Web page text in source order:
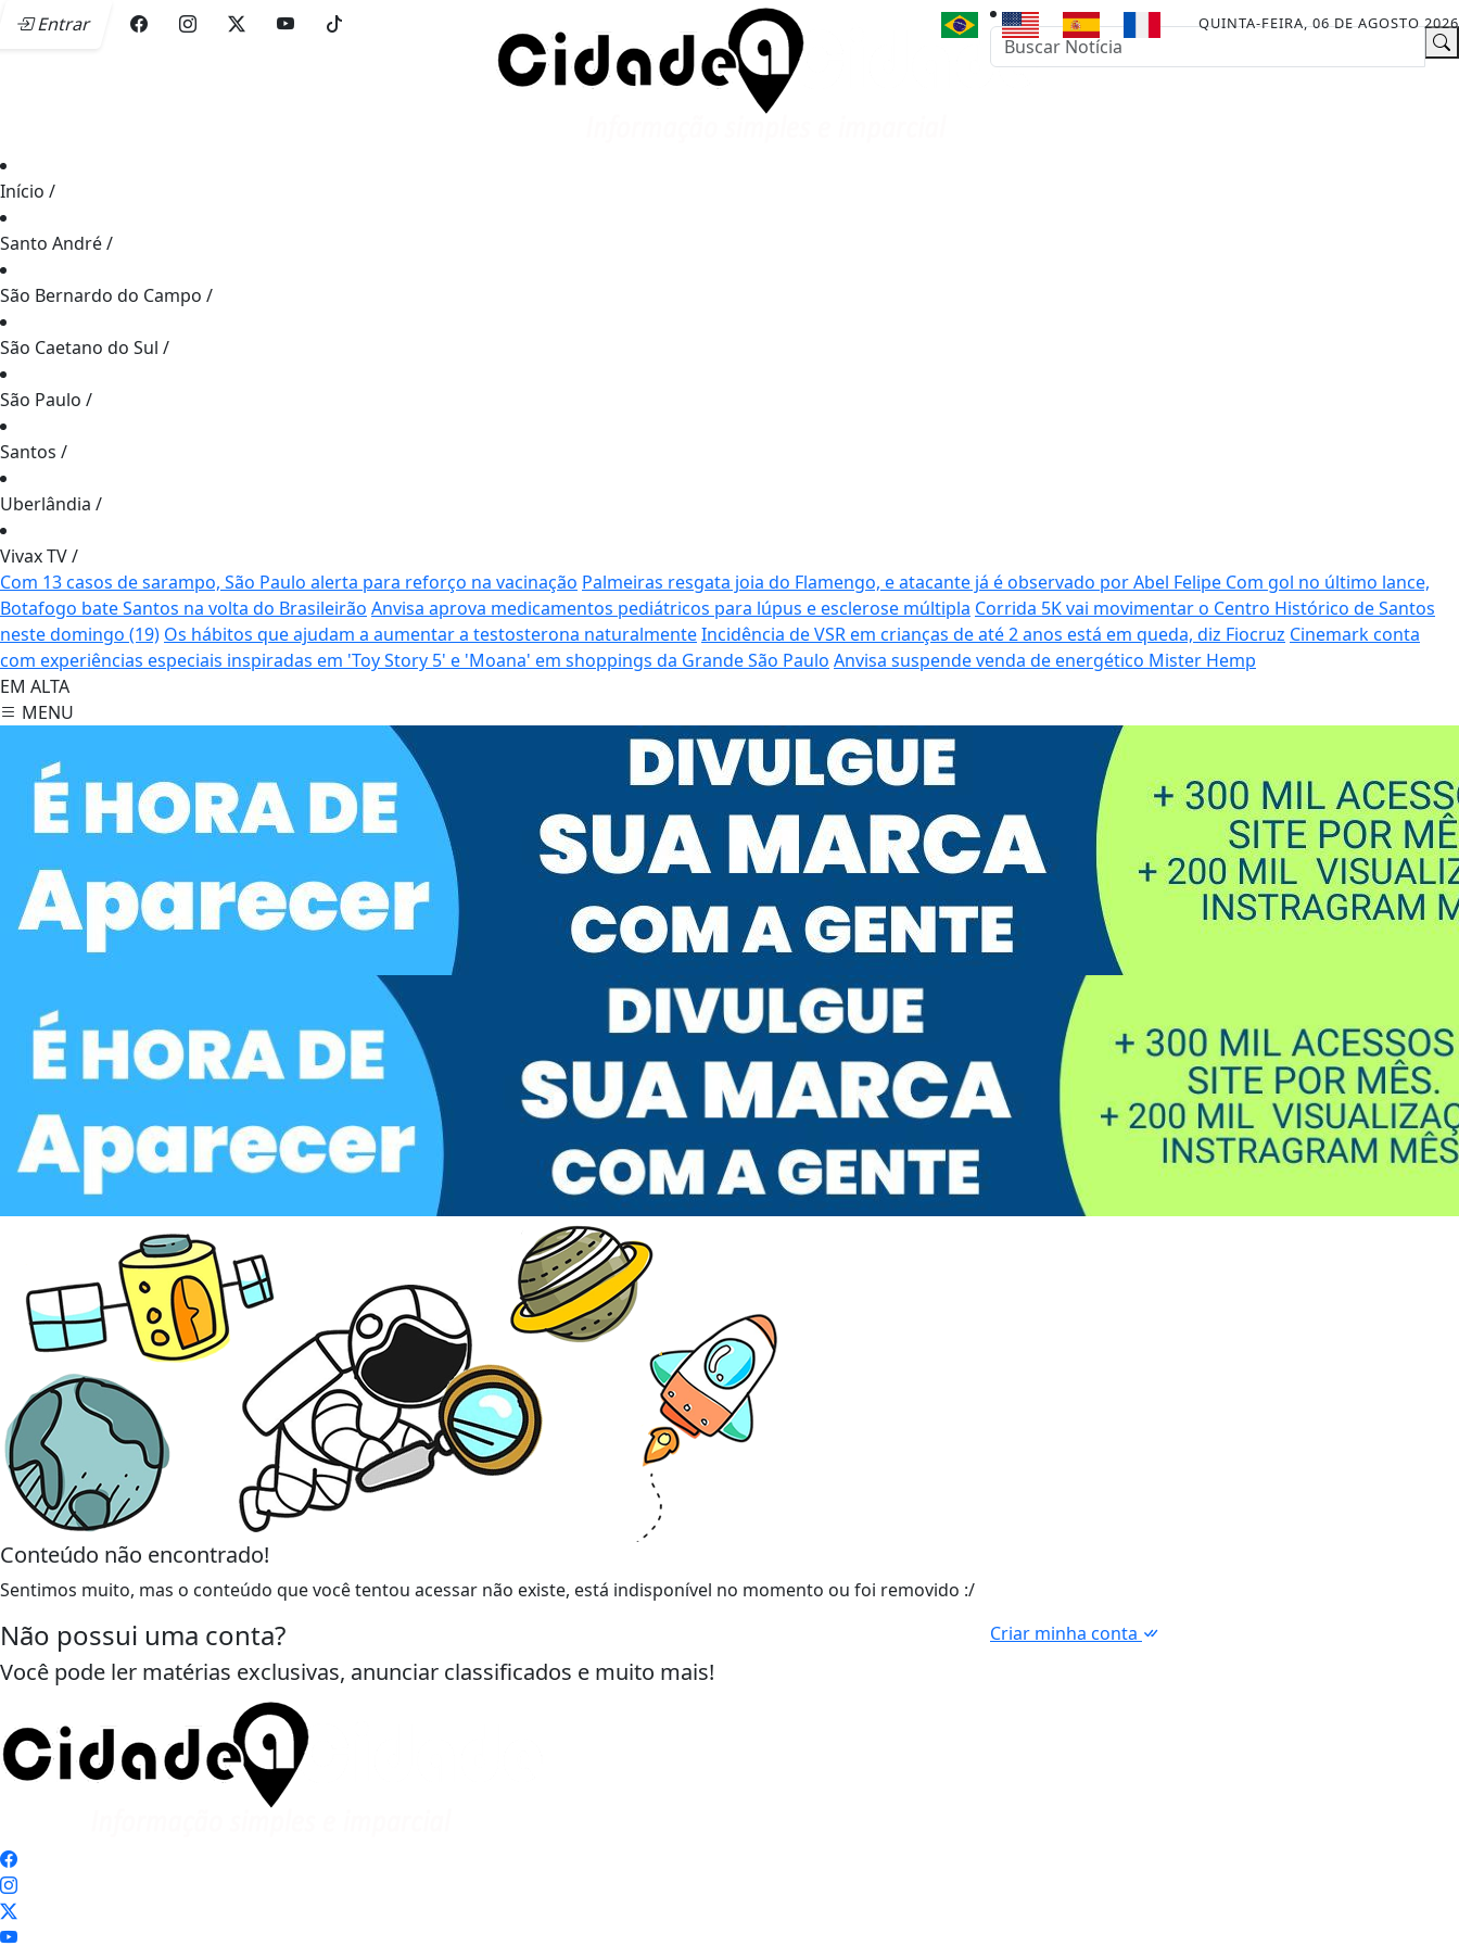
Entrar QUINTA-FEIRA, 06 DE AGOSTO 2026
Início /
Santo André/
São Bernardo do Campo /
São Caetano do Sul /
São Paulo /
Santos /
Uberlândia /
Vivax TV/
Com 13 casos de sarampo, São Paulo alerta para reforço na vacinação Palmeiras resgata joia do Flamengo, e atacante já é observado por Abel Felipe Com gol no último lance,
Botafogo bate Santos na volta do Brasileirão Anvisa aprova medicamentos pediátricos para lúpus e esclerose múltipla Corrida 5K vai movimentar o Centro Histórico de Santos
neste domingo (19) Os hábitos que ajudam a aumentar a testosterona naturalmenteIncidência de VSR em crianças de até 2 anos está em queda, diz Fiocruz Cinemark conta
com experiências especiais inspiradas em 'Toy Story 5' e 'Moana' em shoppings da Grande São Paulo Anvisa suspende venda de energético Mister Hemp
EM ALTA
MENU
Conteúdo não encontrado!
Sentimos muito, mas o conteúdo que você tentou acessar não existe, está indisponível no momento ou foi removido :/
Não possui uma conta?
Você pode ler matérias exclusivas, anunciar classificados e muito mais!
Criar minha conta